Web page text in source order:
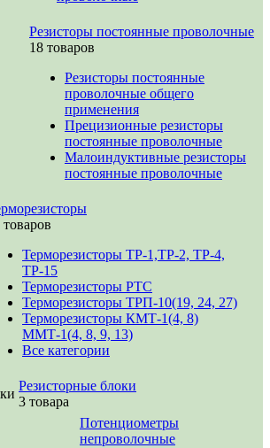
Резисторы постоянные проволочные
18 товаров
Резисторы постоянные
проволочные общего
применения
Прецизионные резисторы
постоянные проволочные
Малоиндуктивные резисторы
постоянные проволочные
товаров
Терморезисторы ТР-1,ТР-2, ТР-4,
ТР-15
Терморезисторы РТС
Терморезисторы ТРП-10(19, 24, 27)
Терморезисторы КМТ-1(4, 8)
ММТ-1(4, 8, 9, 13)
Все категории
Резисторные блоки
3 товара
Потенциометры
непроволочные